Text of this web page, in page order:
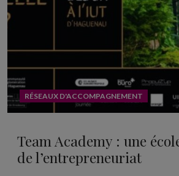
RÉSEAUX D'ACCOMPAGNEMENT
Team Academy : une
de l’entrepreneuriat